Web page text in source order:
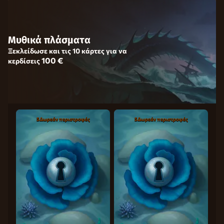
Μυθικά πλάσματα
Ξεκλείδωσε και τις 10 κάρτες για να
κερδίσεις100 €
5Δωρεάν περιστροφές
5Δωρεάν περιστροφές 5Δωρεάν περιστροφές
5Δωρεάν περιστροφές